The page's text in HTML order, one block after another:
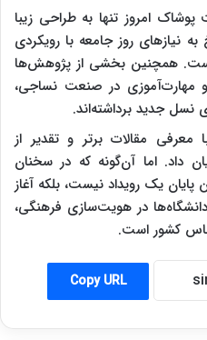
امروز تنها به طراحی زیبا
نیازهای روز جامعه با رویکردی
است. همچنین بخشی از پژوهش‌ها
مهارت‌آموزی در صنعت نساجی،
نسل جدید برداشته‌اند.
مقالات برتر و تقدیر از
داد. اما آن‌گونه که در سخنان
پایان یک رویداد نیست، بلکه آغاز
در هویت‌سازی فرهنگی،
کشور است.
Copy URL